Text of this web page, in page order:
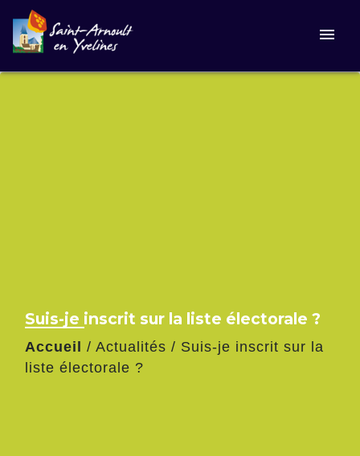
menu
Suis-je inscrit sur la liste électorale ?
Accueil / Actualités / Suis-je inscrit sur la
liste électorale ?